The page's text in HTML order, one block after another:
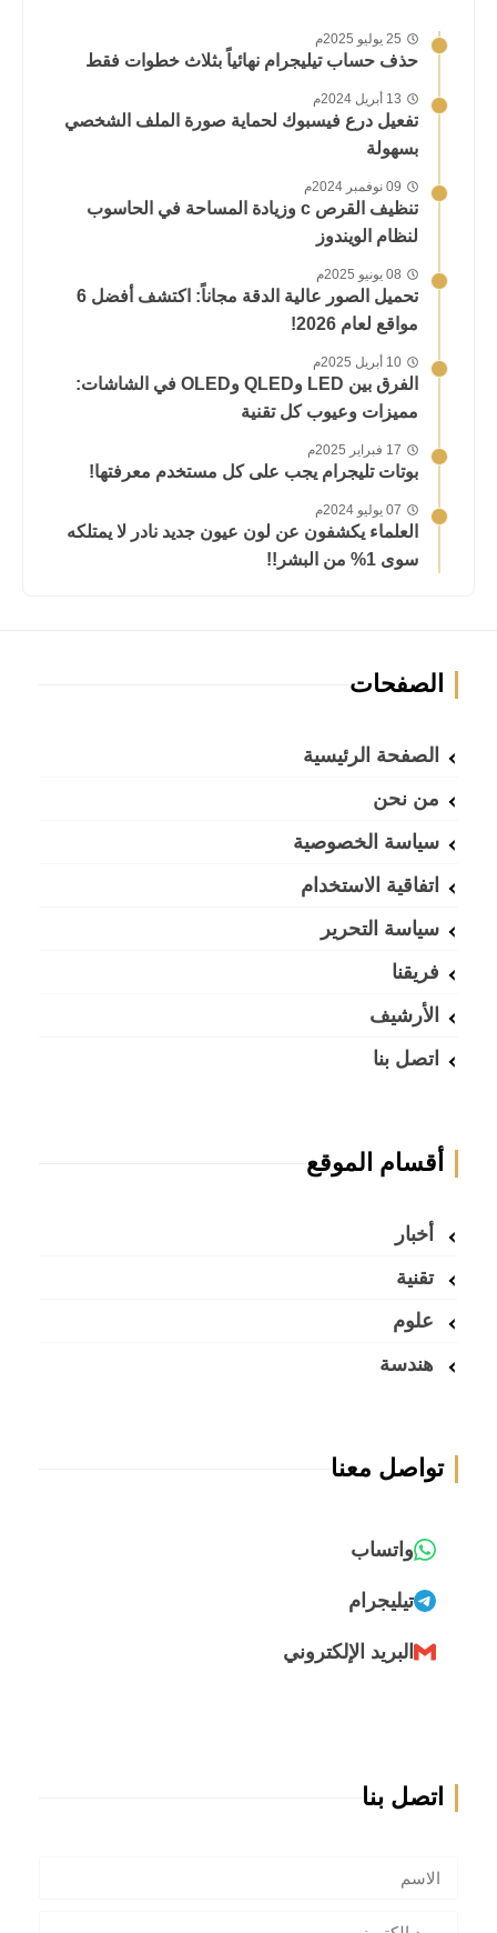
25 يوليو 2025م
حذف حساب تيليجرام نهائياً بثلاث خطوات فقط
13 أبريل 2024م
تفعيل درع فيسبوك لحماية صورة الملف الشخصي
بسهولة
09 نوفمبر 2024م
تنظيف القرص c وزيادة المساحة في الحاسوب
لنظام الويندوز
08 يونيو 2025م
تحميل الصور عالية الدقة مجاناً: اكتشف أفضل 6
مواقع لعام 2026!
10 أبريل 2025م
الفرق بين LED وQLED وOLED في الشاشات:
مميزات وعيوب كل تقنية
17 فبراير 2025م
بوتات تليجرام يجب على كل مستخدم معرفتها!
07 يوليو 2024م
العلماء يكشفون عن لون عيون جديد نادر لا يمتلكه
سوى 1% من البشر!!
الصفحات
الصفحة الرئيسية
من نحن
سياسة الخصوصية
اتفاقية الاستخدام
سياسة التحرير
فريقنا
الأرشيف
اتصل بنا
أقسام الموقع
أخبار
تقنية
علوم
هندسة
تواصل معنا
واتساب
تيليجرام
البريد الإلكتروني
اتصل بنا